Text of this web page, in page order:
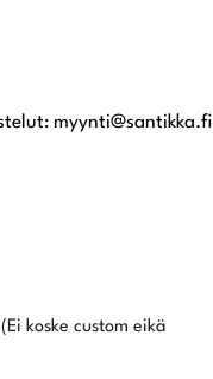
myynti@santikka.fi
koske custom eikä